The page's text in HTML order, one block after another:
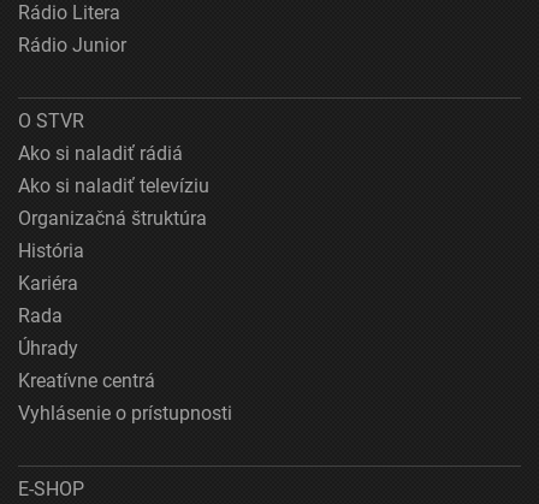
Rádio Litera
Rádio Junior
O STVR
Ako si naladiť rádiá
Ako si naladiť televíziu
Organizačná štruktúra
História
Kariéra
Rada
Úhrady
Kreatívne centrá
Vyhlásenie o prístupnosti
E-SHOP